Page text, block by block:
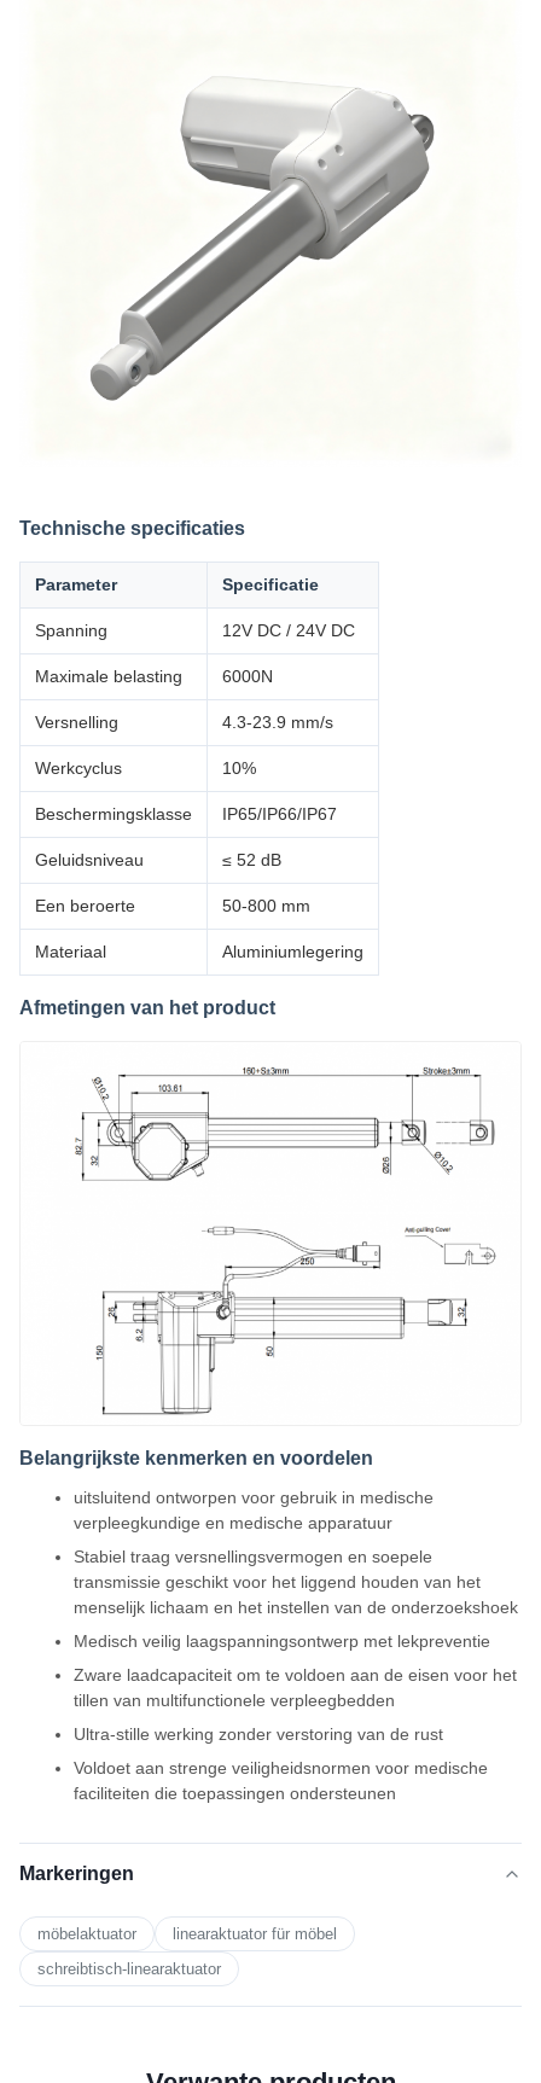
Technische specificaties
Parameter Specificatie
Spanning 12V DC / 24V DC
Maximale belasting 6000N
Versnelling 4.3-23.9 mm/s
Werkcyclus 10%
Beschermingsklasse IP65/IP66/IP67
Geluidsniveau ≤ 52 dB
Een beroerte 50-800 mm
Materiaal Aluminiumlegering
Afmetingen van het product
Belangrijkste kenmerken en voordelen
uitsluitend ontworpen voor gebruik in medische
verpleegkundige en medische apparatuur
Stabiel traag versnellingsvermogen en soepele
transmissie geschikt voor het liggend houden van het
menselijk lichaam en het instellen van de onderzoekshoek
Medisch veilig laagspanningsontwerp met lekpreventie
Zware laadcapaciteit om te voldoen aan de eisen voor het
tillen van multifunctionele verpleegbedden
Ultra-stille werking zonder verstoring van de rust
Voldoet aan strenge veiligheidsnormen voor medische
faciliteiten die toepassingen ondersteunen
Markeringen
möbelaktuator
linearaktuator für möbel
schreibtisch-linearaktuator